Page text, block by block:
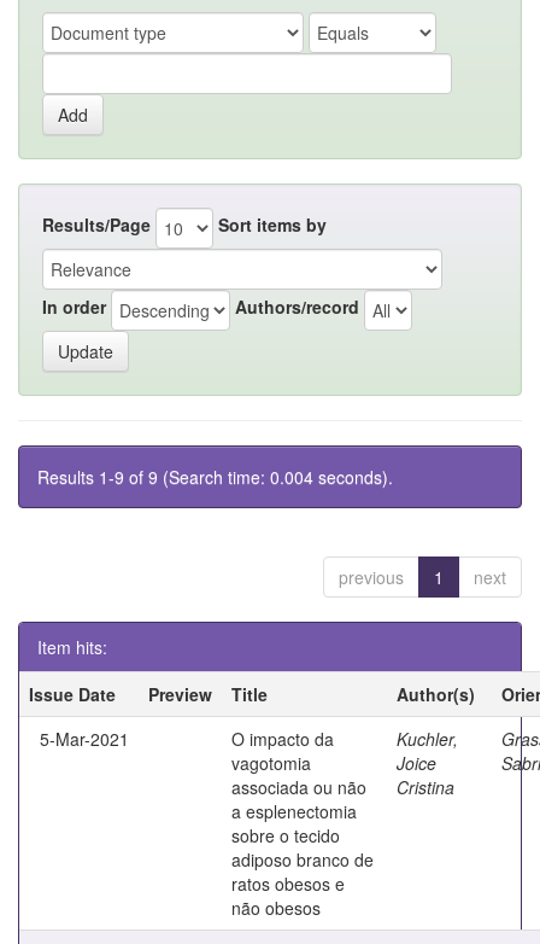
Results/Page Sort items by
In order Authors/record
Results 1-9 of 9 (Search time: 0.004 seconds).
previous 1 next
Item hits:
Issue Date
Preview Title Author(s)
5-Mar-2021
O impacto da
vagotomia
associada ou não
a esplenectomia
sobre o tecido
adiposo branco de
ratos obesos e
não obesos
Kuchler,
Joice
Cristina